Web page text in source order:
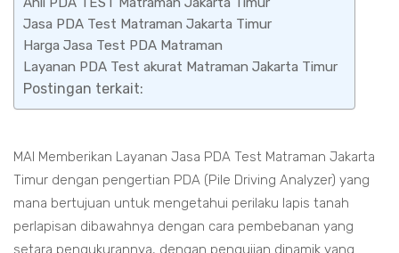
Jasa PDA Test Matraman Jakarta Timur
Harga Jasa Test PDA Matraman
Layanan PDA Test akurat Matraman Jakarta Timur
Postingan terkait:
MAI Memberikan Layanan Jasa PDA Test Matraman Jakarta
Timur dengan pengertian PDA (Pile Driving Analyzer) yang
mana bertujuan untuk mengetahui perilaku lapis tanah
perlapisan dibawahnya dengan cara pembebanan yang
setara pengukurannya, dengan pengujian dinamik yang